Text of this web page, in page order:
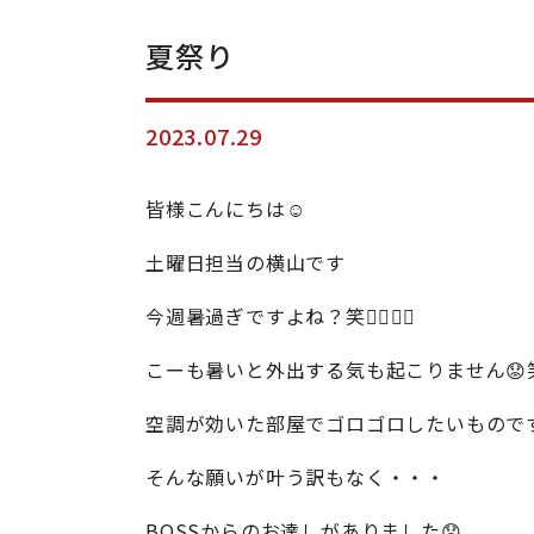
夏祭り
2023.07.29
皆様こんにちは☺️
土曜日担当の横山です
今週暑過ぎですよね？笑😵‍💫😵‍💫
こーも暑いと外出する気も起こりません😟
空調が効いた部屋でゴロゴロしたいもので
そんな願いが叶う訳もなく・・・